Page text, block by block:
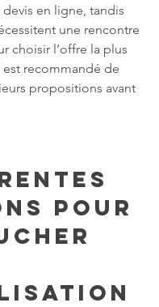
en ligne, tandis
une rencontre
choisir l’offre la plus
est recommandé de
propositions avant
pour